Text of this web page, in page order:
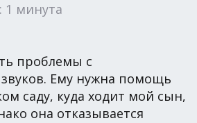
1 минута
проблемы с
Ему нужна помощь
саду, куда ходит мой сын,
она отказывается